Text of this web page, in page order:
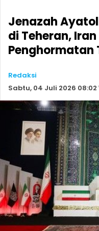
Jenazah
di Teheran,
Penghormatan
Redaksi
Sabtu, 04 Juli 2026 08:02